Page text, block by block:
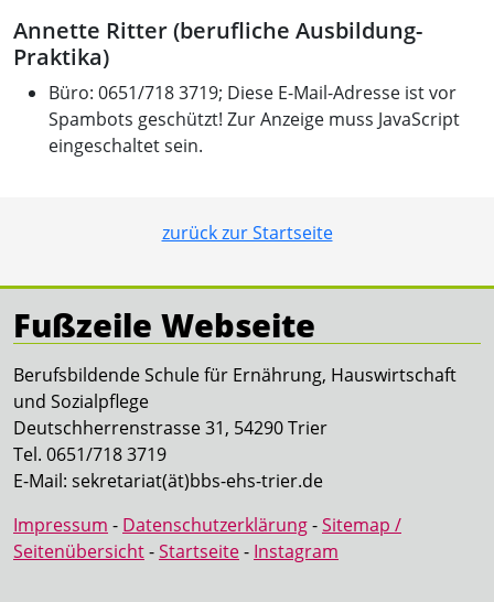
Annette Ritter (berufliche Ausbildung-
Praktika)
Büro: 0651/718 3719; Diese E-Mail-Adresse ist vor
Spambots geschützt! Zur Anzeige muss JavaScript
eingeschaltet sein.
zurück zur Startseite
Fußzeile Webseite
Berufsbildende Schule für Ernährung, Hauswirtschaft
und Sozialpflege
Deutschherrenstrasse 31, 54290 Trier
Tel. 0651/718 3719
E-Mail: sekretariat(ät)bbs-ehs-trier.de
Impressum - Datenschutzerklärung-Sitemap /
Seitenübersicht-Startseite- Instagram